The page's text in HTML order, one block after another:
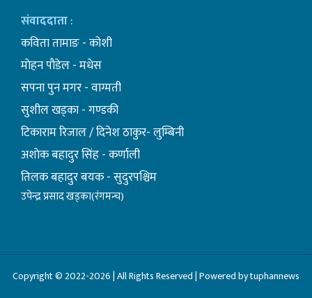
संवाददाता:
कविता तामाङ - कोशी
माेहन पाैडेल - मधेस
सपना पुन मगर - वाग्मती
सुशील खड्का - गण्डकी
टिकाराम रिजाल / दिनेश ठाकुर- लुम्बिनी
अशाेक बहादुर सिंह - कर्णाली
तिलक बहादुर बयक - सुदुरपश्चिम
उपेन्द्र प्रसाद खड्का(रंगमन्च)
Copyright © 2022-2026 | All Rights Reserved | Powered by tuphannews